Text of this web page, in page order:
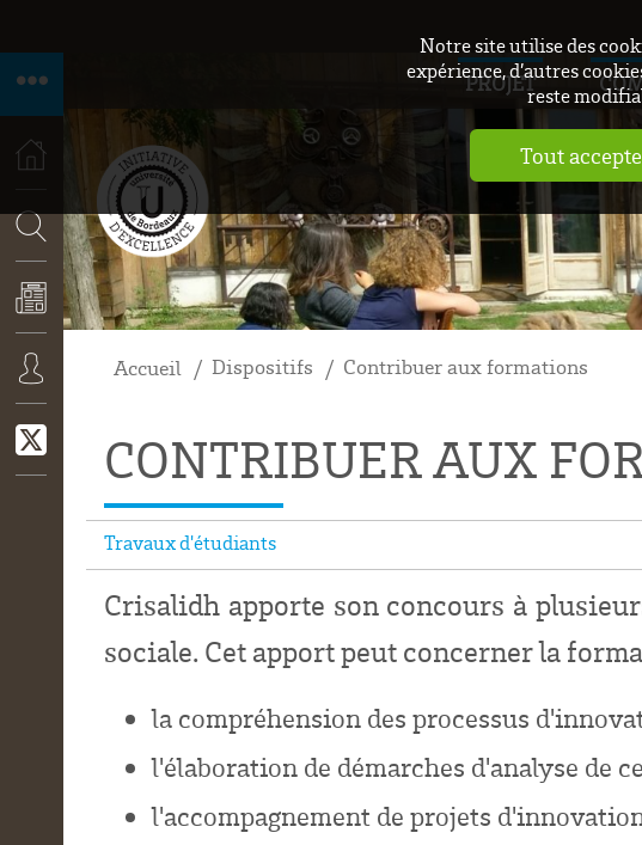
Notre site utilise des
expérience, d’autres
reste
Tout
ACCUEIL
RECHERCHE
ACTUALITÉS
CONNEXION
PROJET
Accueil Dispositifs Contribuer aux formations
CONTRIBUER AUX
Travaux d'étudiants
Crisalidh apporte son concours à
sociale. Cet apport peut concerner la
la compréhension des processus
l'élaboration de démarches d'analyse de
l'accompagnement de projets